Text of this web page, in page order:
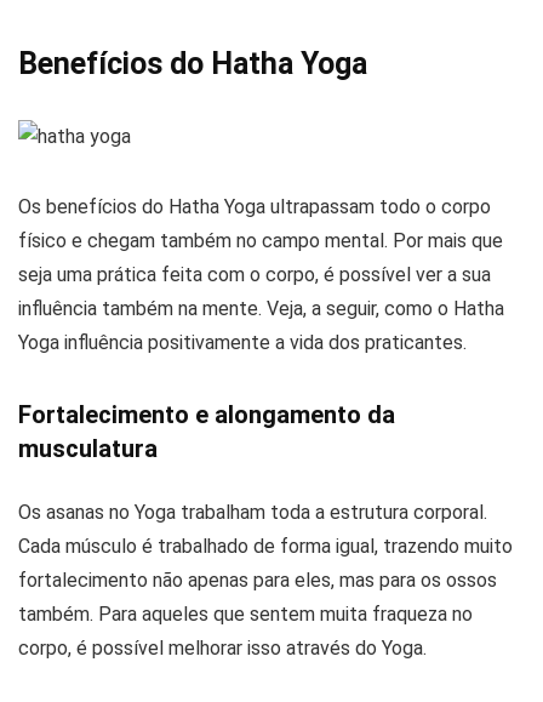
Benefícios do Hatha Yoga
Os benefícios do Hatha Yoga ultrapassam todo o corpo
físico e chegam também no campo mental. Por mais que
seja uma prática feita com o corpo, é possível ver a sua
influência também na mente. Veja, a seguir, como o Hatha
Yoga influência positivamente a vida dos praticantes.
Fortalecimento e alongamento da
musculatura
Os asanas no Yoga trabalham toda a estrutura corporal.
Cada músculo é trabalhado de forma igual, trazendo muito
fortalecimento não apenas para eles, mas para os ossos
também. Para aqueles que sentem muita fraqueza no
corpo, é possível melhorar isso através do Yoga.